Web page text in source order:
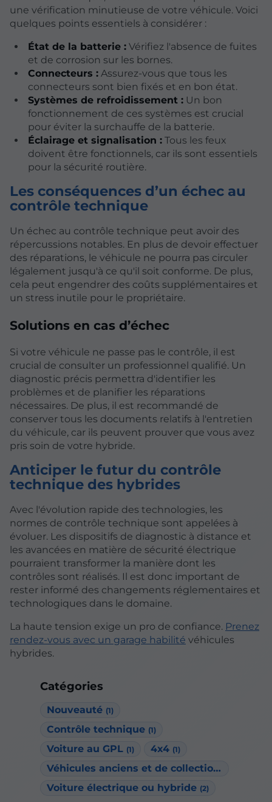
Catégories
Nouveauté (1)
Contrôle technique (1)
Voiture au GPL (1) 4x4 (1)
Véhicules anciens et de collection
Voiture électrique ou hybride (2)
une vérification minutieuse de votre véhicule. Voici
quelques points essentiels à considérer :
État de la batterie :Vérifiez l'absence de fuites
et de corrosion sur les bornes.
Connecteurs :Assurez-vous que tous les
connecteurs sont bien fixés et en bon état.
Systèmes de refroidissement :Un bon
fonctionnement de ces systèmes est crucial
pour éviter la surchauffe de la batterie.
Éclairage et signalisation :Tous les feux
doivent être fonctionnels, car ils sont essentiels
pour la sécurité routière.
Les conséquences d’un échec au
contrôle technique
Un échec au contrôle technique peut avoir des
répercussions notables. En plus de devoir effectuer
des réparations, le véhicule ne pourra pas circuler
légalement jusqu'à ce qu'il soit conforme. De plus,
cela peut engendrer des coûts supplémentaires et
un stress inutile pour le propriétaire.
Solutions en cas d’échec
Si votre véhicule ne passe pas le contrôle, il est
crucial de consulter un professionnel qualifié. Un
diagnostic précis permettra d'identifier les
problèmes et de planifier les réparations
nécessaires. De plus, il est recommandé de
conserver tous les documents relatifs à l'entretien
du véhicule, car ils peuvent prouver que vous avez
pris soin de votre hybride.
Anticiper le futur du contrôle
technique des hybrides
Avec l'évolution rapide des technologies, les
normes de contrôle technique sont appelées à
évoluer. Les dispositifs de diagnostic à distance et
les avancées en matière de sécurité électrique
pourraient transformer la manière dont les
contrôles sont réalisés. Il est donc important de
rester informé des changements réglementaires et
technologiques dans le domaine.
La haute tension exige un pro de confiance. Prenez
rendez-vous avec un garage habilité véhicules
hybrides.